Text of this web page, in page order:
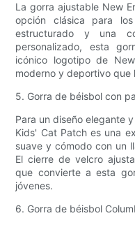
La gorra ajustable New
opción clásica para
estructurado y una
personalizado, esta
icónico logotipo de
moderno y deportivo que
5. Gorra de béisbol con
Para un diseño elegante
Kids' Cat Patch es una
suave y cómodo con un
El cierre de velcro
que convierte a esta
jóvenes.
6. Gorra de béisbol